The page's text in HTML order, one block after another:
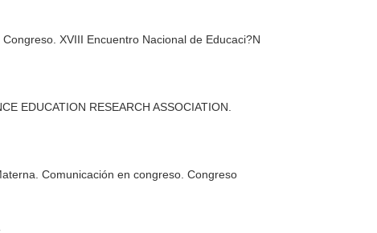
XVIII Encuentro Nacional de Educaci?N
EDUCATION RESEARCH ASSOCIATION.
Comunicación en congreso. Congreso